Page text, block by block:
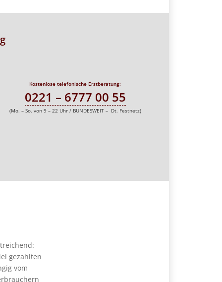
Kostenlose telefonische Erstberatung:
0221 – 6777 00 55
(Mo. – So. von 9 – 22 Uhr / BUNDESWEIT – Dt. Festnetz)
gezahlten
vom